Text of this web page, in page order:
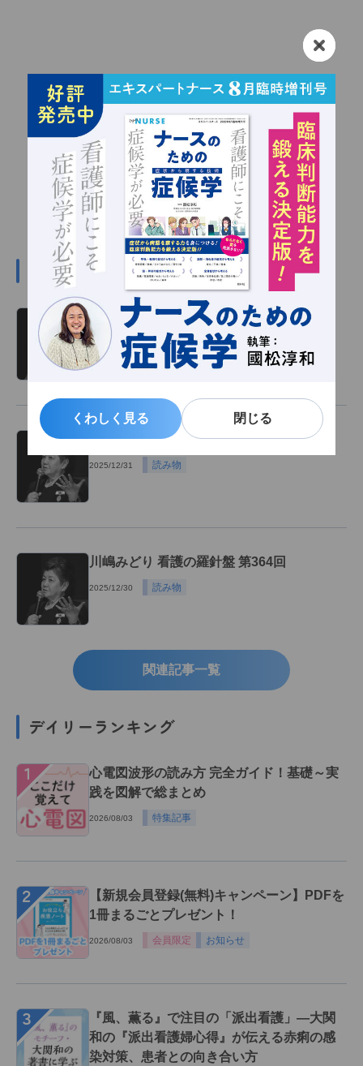
くわしく見る 閉じる
くわしく見る 閉じる
#川嶋みどりの関連記事
川嶋みどり 看護の羅針盤 第366回
2026/01/01 読み物
川嶋みどり 看護の羅針盤 第365回
2025/12/31 読み物
川嶋みどり 看護の羅針盤 第364回
2025/12/30 読み物
関連記事一覧
デイリーランキング
１
心電図波形の読み方 完全ガイド！基礎～実
践を図解で総まとめ
2026/08/03 特集記事
２
【新規会員登録(無料)キャンペーン】PDFを
1冊まるごとプレゼント！
2026/08/03 会員限定 お知らせ
３
『風、薫る』で注目の「派出看護」―大関
和の『派出看護婦心得』が伝える赤痢の感
染対策、患者との向き合い方